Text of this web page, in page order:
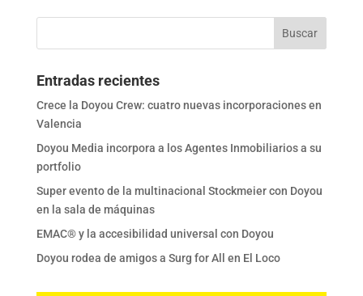
Entradas recientes
Crece la Doyou Crew: cuatro nuevas incorporaciones en
Valencia
Doyou Media incorpora a los Agentes Inmobiliarios a su
portfolio
Super evento de la multinacional Stockmeier con Doyou
en la sala de máquinas
EMAC® y la accesibilidad universal con Doyou
Doyou rodea de amigos a Surg for All en El Loco